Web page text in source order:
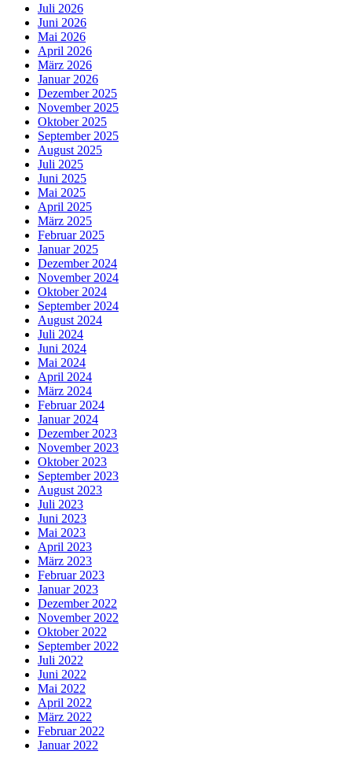
Juli 2026
Juni 2026
Mai 2026
April 2026
März 2026
Januar 2026
Dezember 2025
November 2025
Oktober 2025
September 2025
August 2025
Juli 2025
Juni 2025
Mai 2025
April 2025
März 2025
Februar 2025
Januar 2025
Dezember 2024
November 2024
Oktober 2024
September 2024
August 2024
Juli 2024
Juni 2024
Mai 2024
April 2024
März 2024
Februar 2024
Januar 2024
Dezember 2023
November 2023
Oktober 2023
September 2023
August 2023
Juli 2023
Juni 2023
Mai 2023
April 2023
März 2023
Februar 2023
Januar 2023
Dezember 2022
November 2022
Oktober 2022
September 2022
Juli 2022
Juni 2022
Mai 2022
April 2022
März 2022
Februar 2022
Januar 2022